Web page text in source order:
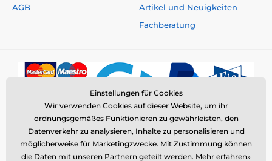
AGB
Artikel und Neuigkeiten
Fachberatung
Einstellungen für Cookies
Wir verwenden Cookies auf dieser Website, um ihr
ordnungsgemäßes Funktionieren zu gewährleisten, den
Datenverkehr zu analysieren, Inhalte zu personalisieren und
möglicherweise für Marketingzwecke. Mit Zustimmung können
die Daten mit unseren Partnern geteilt werden. Mehr erfahren»